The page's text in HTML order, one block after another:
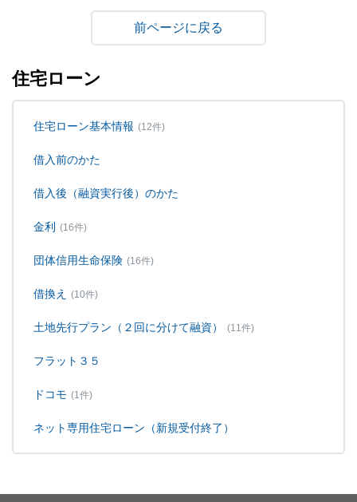
戻る
住宅ローン
住宅ローン基本情報 (12件)
借入前のかた
借入後（融資実行後）のかた
金利 (16件)
団体信用生命保険 (16件)
借換え (10件)
土地先行プラン（２回に分けて融資） (11件)
フラット３５
ドコモ (1件)
ネット専用住宅ローン（新規受付終了）